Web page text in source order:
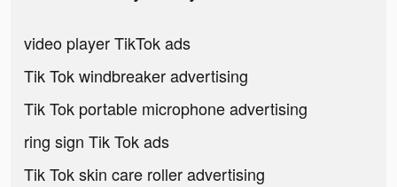
video player TikTok ads
Tik Tok windbreaker advertising
Tik Tok portable microphone advertising
ring sign Tik Tok ads
Tik Tok skin care roller advertising